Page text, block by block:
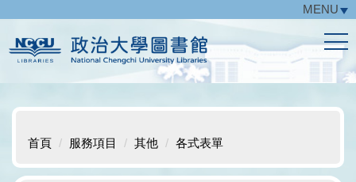
主
要
區
MENU
首頁 服務項目 其他 各式表單